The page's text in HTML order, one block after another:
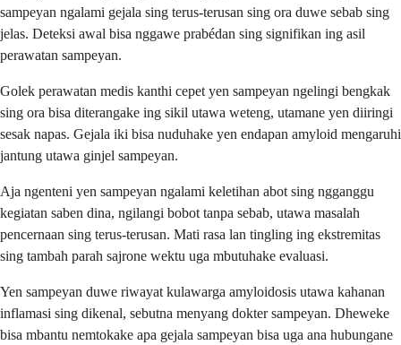
sampeyan ngalami gejala sing terus-terusan sing ora duwe sebab sing
jelas. Deteksi awal bisa nggawe prabédan sing signifikan ing asil
perawatan sampeyan.
Golek perawatan medis kanthi cepet yen sampeyan ngelingi bengkak
sing ora bisa diterangake ing sikil utawa weteng, utamane yen diiringi
sesak napas. Gejala iki bisa nuduhake yen endapan amyloid mengaruhi
jantung utawa ginjel sampeyan.
Aja ngenteni yen sampeyan ngalami keletihan abot sing ngganggu
kegiatan saben dina, ngilangi bobot tanpa sebab, utawa masalah
pencernaan sing terus-terusan. Mati rasa lan tingling ing ekstremitas
sing tambah parah sajrone wektu uga mbutuhake evaluasi.
Yen sampeyan duwe riwayat kulawarga amyloidosis utawa kahanan
inflamasi sing dikenal, sebutna menyang dokter sampeyan. Dheweke
bisa mbantu nemtokake apa gejala sampeyan bisa uga ana hubungane